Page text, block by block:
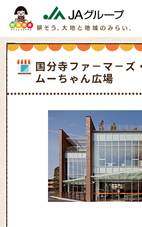
国分寺ファ－マ－ズ
ムーちゃん広場